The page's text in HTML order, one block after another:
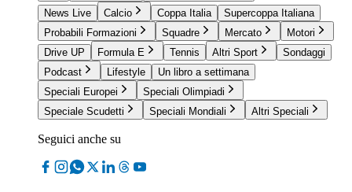
News Live
Calcio Coppa Italia
Supercoppa Italiana
Probabili Formazioni
Squadre Mercato
Motori
Drive UP
Formula E Tennis Altri Sport
Sondaggi
Podcast
Lifestyle
Un libro a settimana
Speciali Europei
Speciali Olimpiadi
Speciale Scudetti
Speciali Mondiali Altri Speciali
Seguici anche su